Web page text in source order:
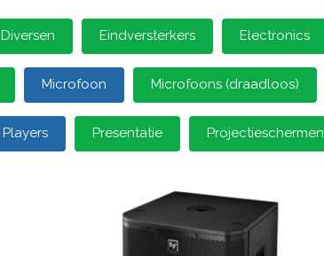
Diversen Eindversterkers Electronics
Microfoon Microfoons (draadloos)
Players Presentatie Projectieschermen